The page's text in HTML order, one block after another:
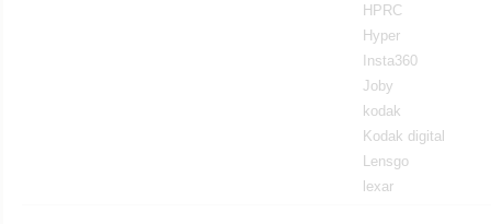
HPRC
Hyper
Insta360
Joby
kodak
Kodak digital
Lensgo
lexar